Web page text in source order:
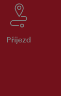
Příjezd